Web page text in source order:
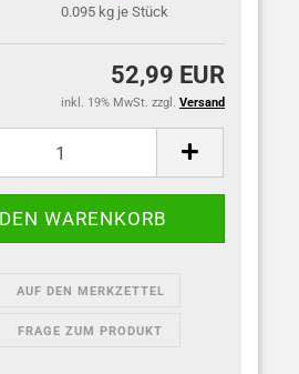
0.095kg je Stück
52,99 EUR
inkl. 19% MwSt. zzgl. Versand
AUF DEN MERKZETTEL
FRAGE ZUM PRODUKT